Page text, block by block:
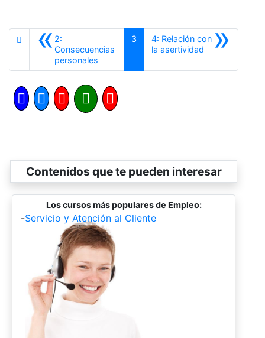
«2:
Consecuencias
personales
3 »
4: Relación con
la asertividad Siguiente
Contenidos que te pueden interesar
Los cursos más populares de Empleo:
-Servicio y Atención al Cliente